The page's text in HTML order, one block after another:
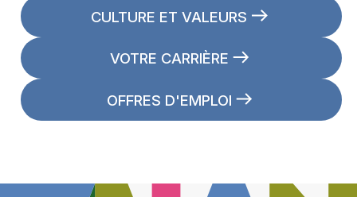
CULTURE ET VALEURS
VOTRE CARRIÈRE
OFFRES D'EMPLOI